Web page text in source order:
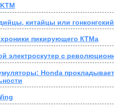
китайцы или
пикирующего КТМа
электроскутер с
Honda